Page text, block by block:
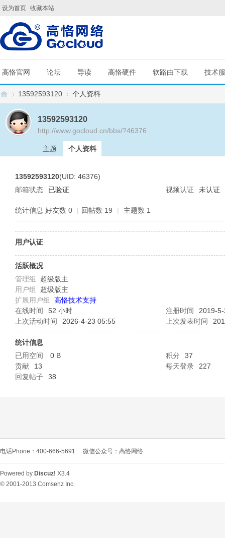
设为首页 收藏本站
高恪官网 论坛 导读 高恪硬件 软路由下载 技术
L
13592593120 个人资料
13592593120
http://www.gocloud.cn/bbs/?46376
主题 个人资料
13592593120(UID: 46376)
邮箱状态
已验证 视频认证 未认证
统计信息 好友数 0 | 回帖数 19 | 主题数 1
用户认证
活跃概况
管理组 超级版主
用户组 超级版主
扩展用户组 高恪技术支持
在线时间
52 小时 注册时间
2019-
上次活动时间
2026-4-23 05:55 上次发表时间
统计信息
已用空间
0 B 积分
37
贡献
13 每天登录
227
回复帖子
38
电话Phone：400-666-5691 微信公众号：高恪网络
Powered by Discuz! X3.4
© 2001-2013 Comsenz Inc.